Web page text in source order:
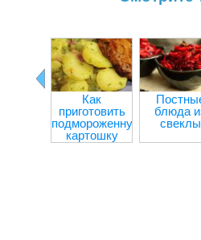
Как
приготовить
подмороженную
картошку
блюда
свеклы